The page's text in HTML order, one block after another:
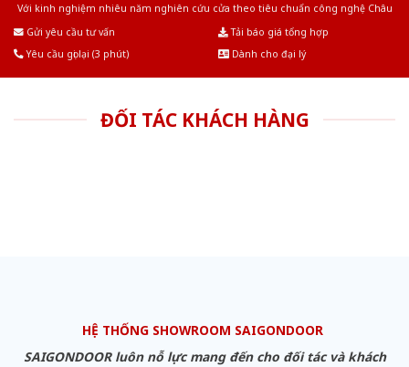
Với kinh nghiệm nhiêu năm nghiên cứu cửa theo tiêu chuẩn công nghệ Châu
Gửi yêu cầu tư vấn
Tải báo giá tổng hợp
Yêu cầu gọi lại (3 phút)
Dành cho đại lý
ĐỐI TÁC KHÁCH HÀNG
HỆ THỐNG SHOWROOM SAIGONDOOR
SAIGONDOOR luôn nỗ lực mang đến cho đối tác và khách